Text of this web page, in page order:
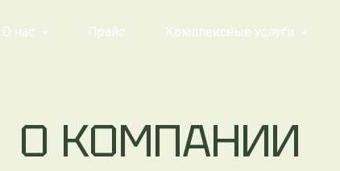
О нас Прайс Комплексные услуги
О КОМПАНИИ